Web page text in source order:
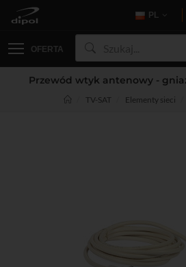
PL
OFERTA
Przewód wtyk antenowy -
TV-SAT Elementy sieci